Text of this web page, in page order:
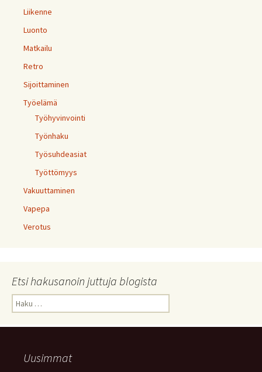
Liikenne
Luonto
Matkailu
Retro
Sijoittaminen
Työelämä
Työhyvinvointi
Työnhaku
Työsuhdeasiat
Työttömyys
Vakuuttaminen
Vapepa
Verotus
Etsi hakusanoin juttuja blogista
Haku:
Uusimmat